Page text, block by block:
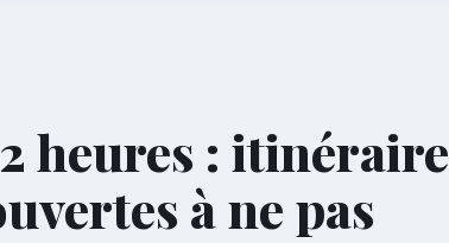
heures : itinéraire
à ne pas